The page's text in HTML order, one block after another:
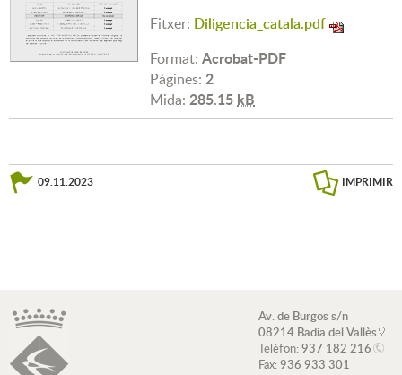
Fitxer: Diligencia_catala.pdf
Format: Acrobat-PDF
Pàgines: 2
Mida: 285.15 kB
09.11.2023 IMPRIMIR
Av. de Burgos s/n
08214 Badia del Vallès
Telèfon:937 182 216
Fax:936 933 301